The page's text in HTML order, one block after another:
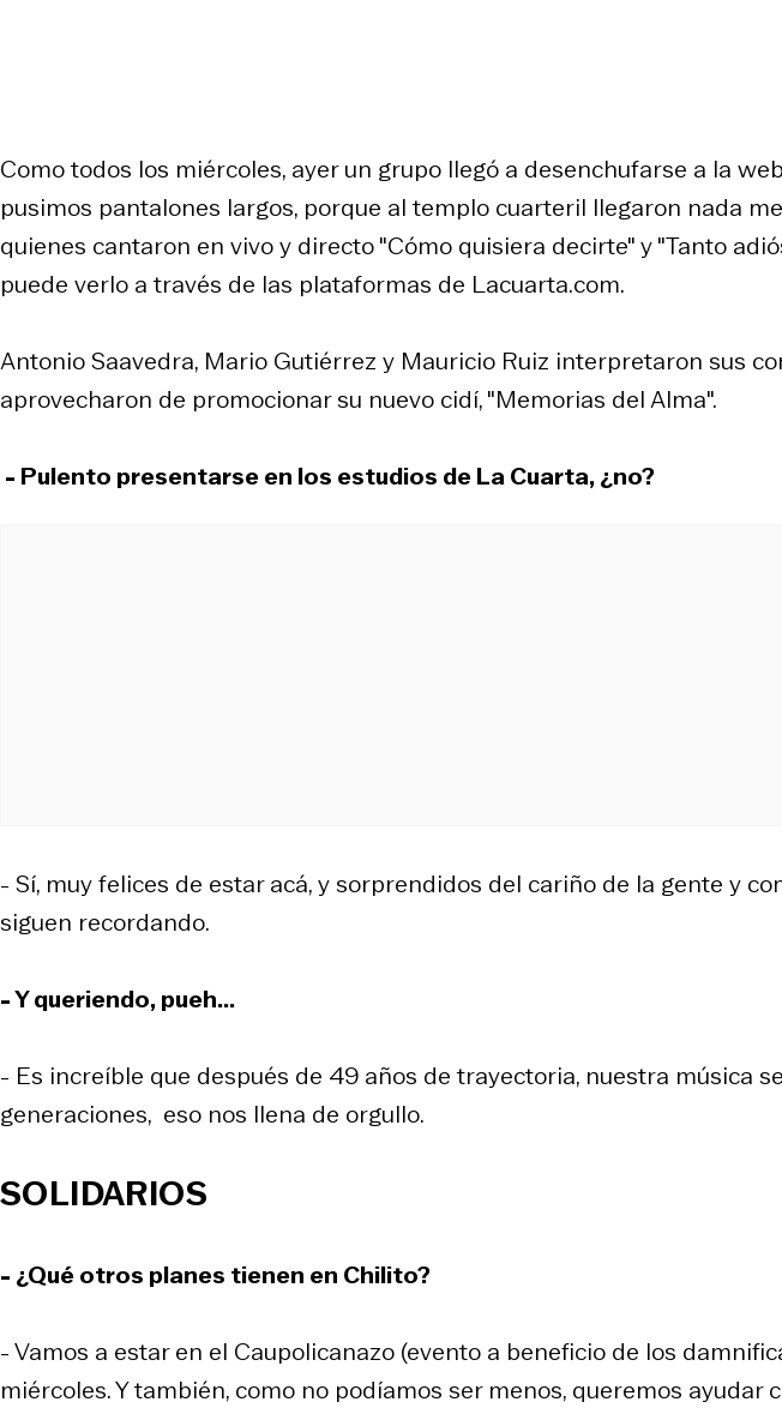
Como todos los miércoles, ayer un grupo llegó a desenchufarse a la
pusimos pantalones largos, porque al templo cuarteril llegaron nada
quienes cantaron en vivo y directo "Cómo quisiera decirte" y "Tanto
puede verlo a través de las plataformas de Lacuarta.com.
Antonio Saavedra, Mario Gutiérrez y Mauricio Ruiz interpretaron sus
aprovecharon de promocionar su nuevo cidí, "Memorias del Alma".
- Pulento presentarse en los estudios de La Cuarta, ¿no?
- Sí, muy felices de estar acá, y sorprendidos del cariño de la gente y
siguen recordando.
- Y queriendo, pueh...
- Es increíble que después de 49 años de trayectoria, nuestra música
generaciones, eso nos llena de orgullo.
SOLIDARIOS
- ¿Qué otros planes tienen en Chilito?
- Vamos a estar en el Caupolicanazo (evento a beneficio de los
miércoles. Y también, como no podíamos ser menos, queremos ayudar